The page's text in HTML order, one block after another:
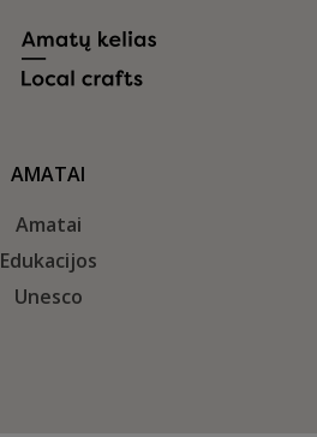
AMATAI
Amatai
Edukacijos
Unesco